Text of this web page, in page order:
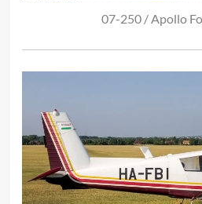
07-250 / Apollo